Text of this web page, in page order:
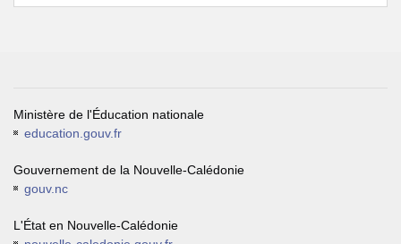
Ministère de l'Éducation nationale
education.gouv.fr
Gouvernement de la Nouvelle-Calédonie
gouv.nc
L'État en Nouvelle-Calédonie